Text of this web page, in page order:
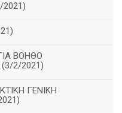
ΒΟΗΘΟ
2/2021)
ΓΕΝΙΚΗ